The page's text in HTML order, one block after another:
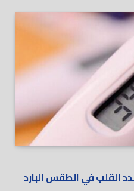
القلب في الطقس البارد